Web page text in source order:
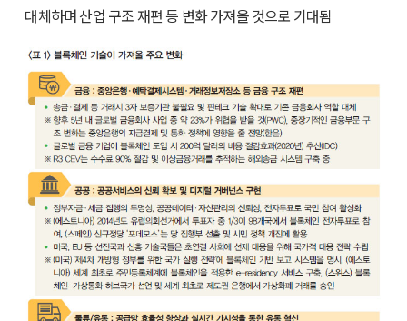
대체하며 산업 구조 재편 등 변화 가져올 것으로 기대됨